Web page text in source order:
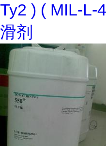
Ty2 ) ( MIL-L-
滑剂